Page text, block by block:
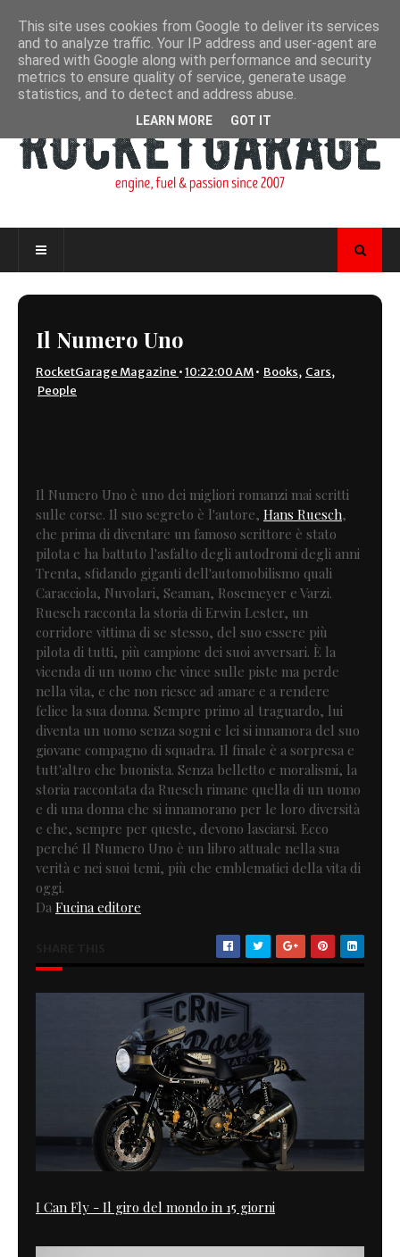
Il Numero Uno
RocketGarage Magazine •10:22:00 AM• Books, Cars,
People
Il Numero Uno è uno dei migliori romanzi mai scritti
sulle corse. Il suo segreto è l'autore, Hans Ruesch,
che prima di diventare un famoso scrittore è stato
pilota e ha battuto l'asfalto degli autodromi degli anni
Trenta, sfidando giganti dell'automobilismo quali
Caracciola, Nuvolari, Seaman, Rosemeyer e Varzi.
Ruesch racconta la storia di Erwin Lester, un
corridore vittima di se stesso, del suo essere più
pilota di tutti, più campione dei suoi avversari. È la
vicenda di un uomo che vince sulle piste ma perde
nella vita, e che non riesce ad amare e a rendere
felice la sua donna. Sempre primo al traguardo, lui
diventa un uomo senza sogni e lei si innamora del suo
giovane compagno di squadra. Il finale è a sorpresa e
tutt'altro che buonista. Senza belletto e moralismi, la
storia raccontata da Ruesch rimane quella di un uomo
e di una donna che si innamorano per le loro diversità
e che, sempre per queste, devono lasciarsi. Ecco
perché Il Numero Uno è un libro attuale nella sua
verità e nei suoi temi, più che emblematici della vita di
oggi.
Da Fucina editore
I Can Fly - Il giro del mondo in 15 giorni
This site uses cookies from Google to deliver its services
and to analyze traffic. Your IP address and user-agent are
shared with Google along with performance and security
metrics to ensure quality of service, generate usage
statistics, and to detect and address abuse.
LEARN MORE GOT IT